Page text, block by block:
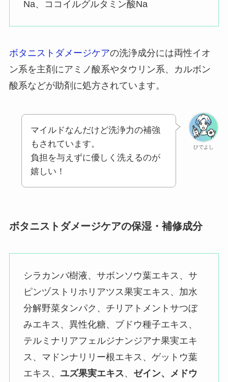
Na、ココイルグルタミン酸Na
ボタニストダメージケアの洗浄成分には両性イオ
ン系を主剤にアミノ酸系やタウリン系、カルボン
酸系などが助剤に処方されています。
ひでよし
マイルドなんだけど洗浄力の補強
もされています。
負担を与えずに優しく洗えるのが
嬉しい！
ボタニストダメージケアの保湿・補修成分
シラカンバ樹液、サボンソウ葉エキス、サ
ピンヅストリホリアツス果実エキス、加水
分解野菜タンパク、チリアトメントサつぼ
みエキス、異性化糖、ブドウ種子エキス、
テルミナリアフェルジナンジアナ果実エキ
ス、マドンナリリー根エキス、ゲットウ葉
エキス、 ユズ果実エキス、 ゼイン、メドウ